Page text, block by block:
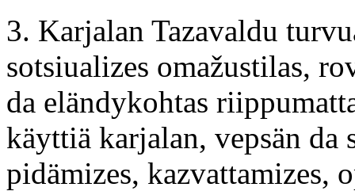
3. Karjalan Tazavaldu
sotsiualizes omažustilas,
da eländykohtas
käyttiä karjalan, vepsän
pidämizes, kazvattamizes,